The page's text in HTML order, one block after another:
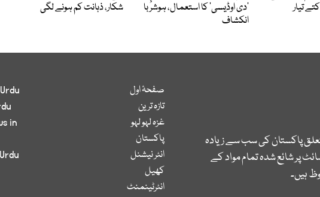
تیار
’دی اوڈیسی‘ کا استعمال، ہوشرُبا
انکشاف
شکار، ذہانت کم ہونے لگی
پاکستان کی سب سے زیادہ
پر شائع شدہ تمام مواد کے
ہیں۔
صفحۂ اول
تازہ ترین
غزہ لہو لہو
پاکستان
انٹر نیشنل
کھیل
انٹرٹینمنٹ
in